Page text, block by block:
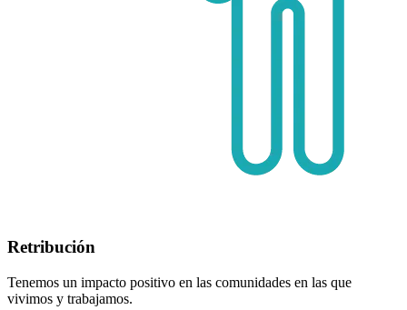
Retribución
Tenemos un impacto positivo en las comunidades en las que
vivimos y trabajamos.